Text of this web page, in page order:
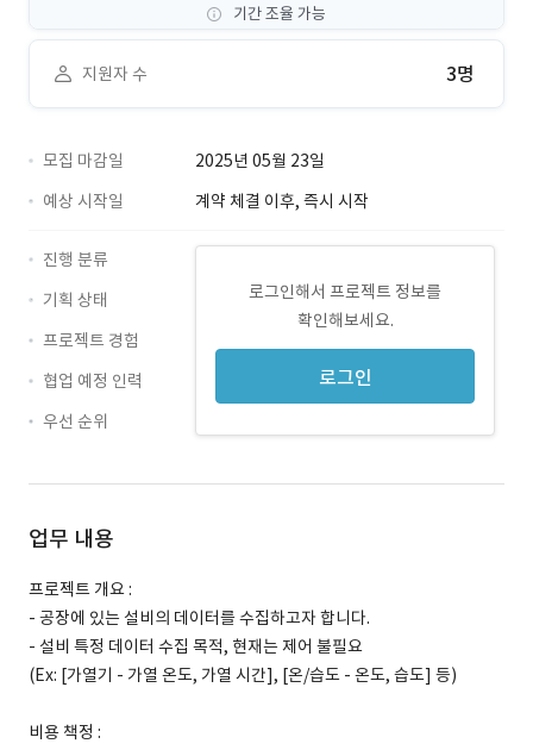
기간 조율 가능
지원자 수 3명
모집 마감일
2025년 05월 23일
예상 시작일
계약 체결 이후, 즉시 시작
로그인해서 프로젝트 정보를
확인해보세요.
로그인
진행 분류
기획 상태
프로젝트 경험
협업 예정 인력
우선 순위
업무 내용
프로젝트 개요 :
- 공장에 있는 설비의 데이터를 수집하고자 합니다.
- 설비 특정 데이터 수집 목적, 현재는 제어 불필요
(Ex: [가열기 - 가열 온도, 가열 시간], [온/습도 - 온도, 습도] 등)
비용 책정 :